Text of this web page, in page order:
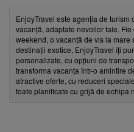
EnjoyTravel este agenția de
vacanță, adaptate nevoilor tale.
weekend, o vacanță de vis la
destinații exotice, EnjoyTravel îți
personalizate, cu opțiuni de
transforma vacanța într-o amintire
atractive oferte, cu reduceri
toate planificate cu grijă de echipa